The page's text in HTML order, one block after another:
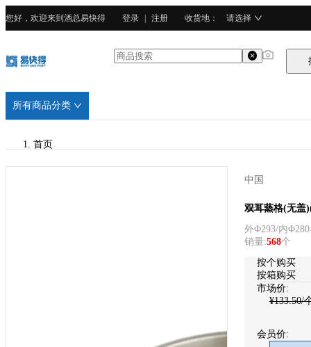
您好，欢迎来到酒总易快得 登录 注册 收货地 ： 请选择
所有商品分类
首页
中国
APLSS
双耳蒸格(无盖
外Φ293/内
销量:568个
按个购买
按箱购买
市场价:
¥133.50/
会员价: